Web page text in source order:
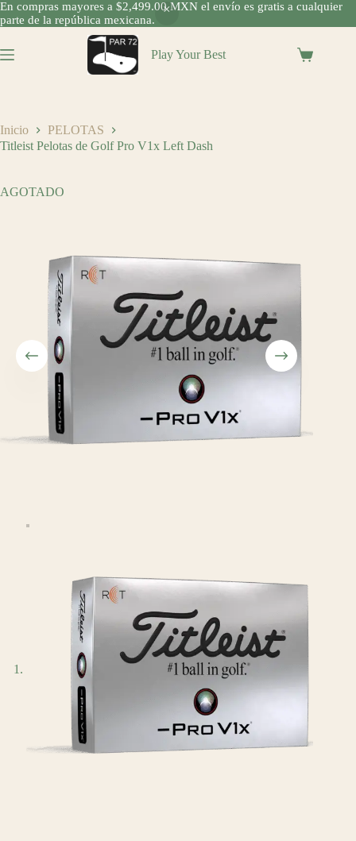
En compras mayores a $2,499.00 MXN el envío es gratis a cualquier
parte de la república mexicana.
al
contenido
Play Your Best
Shopping
Inicio
PELOTAS
Titleist Pelotas de Golf Pro V1x Left Dash
AGOTADO